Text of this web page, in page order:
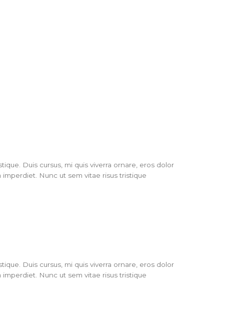
Duis cursus, mi quis viverra ornare, eros dolor
Nunc ut sem vitae risus tristique
Duis cursus, mi quis viverra ornare, eros dolor
Nunc ut sem vitae risus tristique